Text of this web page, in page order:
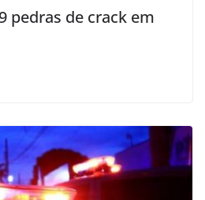
pedras de crack em